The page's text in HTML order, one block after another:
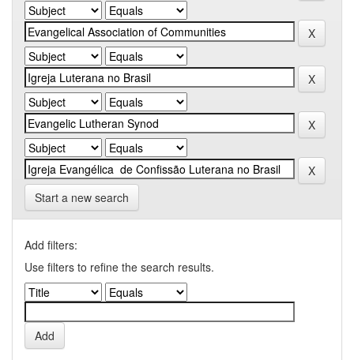
Start a new search
Add filters:
Use filters to refine the search results.